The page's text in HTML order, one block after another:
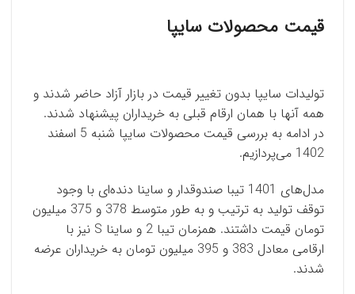
قیمت محصولات سایپا
تولیدات سایپا بدون تغییر قیمت در بازار آزاد حاضر شدند و
همه آنها با همان ارقام قبلی به خریداران پیشنهاد شدند.
در ادامه به بررسی قیمت محصولات سایپا شنبه 5 اسفند
1402 می‌پردازیم.
مدل‌های 1401 تیبا صندوقدار و ساینا دنده‌ای با وجود
توقف تولید به ترتیب و به طور متوسط 378 و 375 میلیون
تومان قیمت داشتند. همزمان تیبا 2 و ساینا S نیز با
ارقامی معادل 383 و 395 میلیون تومان به خریداران عرضه
شدند.